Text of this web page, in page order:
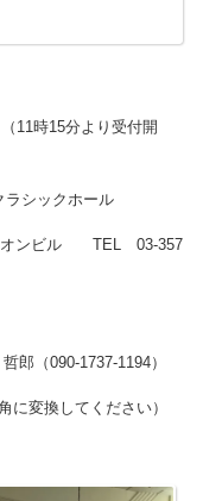
時15分より受付開
シックホール
オンビル TEL 03-357
（090-1737-1194）
変換してください）